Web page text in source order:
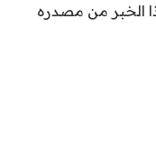
الخبر من مصدره